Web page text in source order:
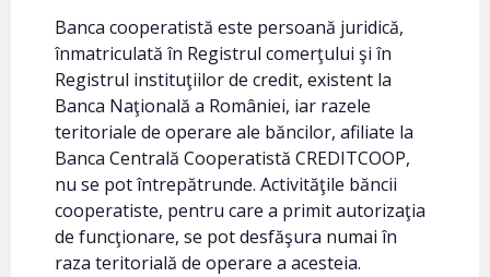
Banca cooperatistă este persoană juridică,
înmatriculată în Registrul comerţului şi în
Registrul instituţiilor de credit, existent la
Banca Naţională a României, iar razele
teritoriale de operare ale băncilor, afiliate la
Banca Centrală Cooperatistă CREDITCOOP,
nu se pot întrepătrunde. Activităţile băncii
cooperatiste, pentru care a primit autorizaţia
de funcţionare, se pot desfăşura numai în
raza teritorială de operare a acesteia.